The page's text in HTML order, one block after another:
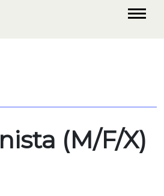
(M/F/X)